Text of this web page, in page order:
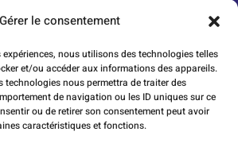
Gérer le consentement
nous utilisons des technologies telles
et/ou accéder aux informations des appareils.
technologies nous permettra de traiter des
de navigation ou les ID uniques sur ce
ou de retirer son consentement peut avoir
caractéristiques et fonctions.
Entreprendre Isère